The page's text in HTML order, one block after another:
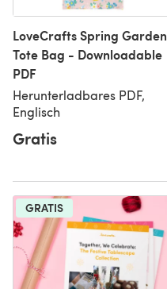
LoveCrafts Spring Garden
Tote Bag - Downloadable
PDF
Herunterladbares PDF,
Englisch
Gratis
GRATIS